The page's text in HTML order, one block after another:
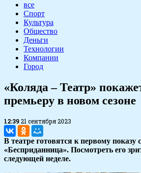
все
Спорт
Культура
Общество
Деньги
Технологии
Компании
Город
«Коляда – Театр»
премьеру в новом сезоне
12:3921 сентября 2023
В театре готовятся к первому показу
«Бесприданница». Посмотреть его
следующей неделе.